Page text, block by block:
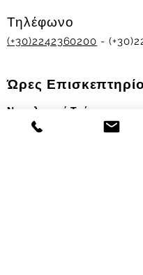
Τηλέφωνο
(+30)2242360200 -
Ώρες
Νοσηλευτικά Τμήματα
Χειμερινό ωράριο: 11.00-13.00